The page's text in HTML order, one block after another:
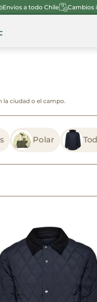
Envios a todo Chile Cambios
la ciudad o el campo.
Polar